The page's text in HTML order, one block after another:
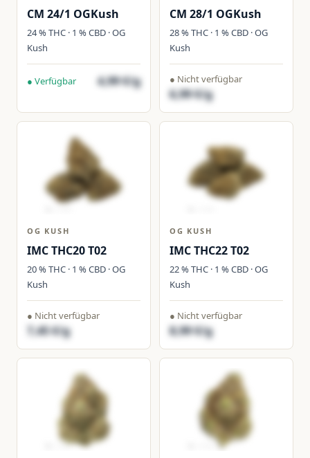
CM 24/1 OGKush
24 % THC · 1 % CBD · OG
Kush
● Verfügbar 4,99 €/g
CM 28/1 OGKush
28 % THC · 1 % CBD · OG
Kush
● Nicht verfügbar
6,99 €/g
OG KUSH
IMC THC20 T02
20 % THC · 1 % CBD · OG
Kush
● Nicht verfügbar
7,45 €/g
OG KUSH
IMC THC22 T02
22 % THC · 1 % CBD · OG
Kush
● Nicht verfügbar
8,99 €/g